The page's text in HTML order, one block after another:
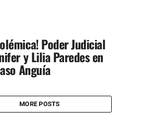
Poder Judicial
y Lilia Paredes en
Anguía
MORE POSTS